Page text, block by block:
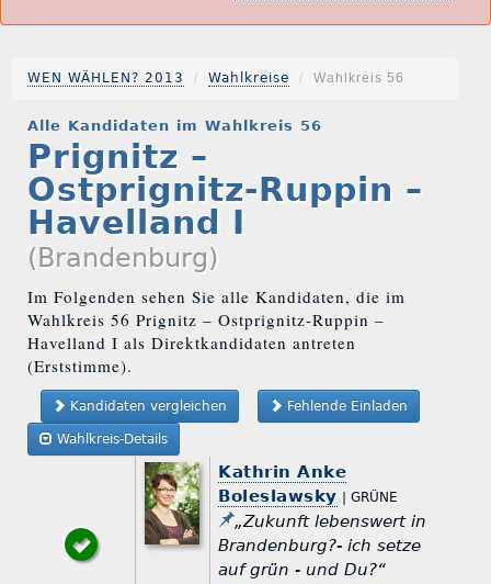
WEN WÄHLEN? 2013 Wahlkreise Wahlkreis 56
Alle Kandidaten im Wahlkreis 56
Prignitz –
Ostprignitz-Ruppin –
Havelland I
(Brandenburg)
Im Folgenden sehen Sie alle Kandidaten, die im
Wahlkreis 56 Prignitz – Ostprignitz-Ruppin –
Havelland I als Direktkandidaten antreten
(Erststimme).
Kandidaten vergleichen Fehlende Einladen
Wahlkreis-Details
Kathrin Anke
Boleslawsky | GRÜNE
„Zukunft lebenswert in
Brandenburg?- ich setze
auf grün - und Du?“